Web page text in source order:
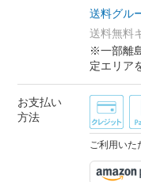
送料グル
送料無料
※一部離
定エリア
お支払い
方法
ご利用いた